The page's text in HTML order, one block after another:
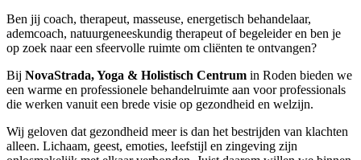
Ben jij coach, therapeut, masseuse, energetisch behandelaar,
ademcoach, natuurgeneeskundig therapeut of begeleider en ben je
op zoek naar een sfeervolle ruimte om cliënten te ontvangen?
Bij NovaStrada, Yoga & Holistisch Centrum in Roden bieden we
een warme en professionele behandelruimte aan voor professionals
die werken vanuit een brede visie op gezondheid en welzijn.
Wij geloven dat gezondheid meer is dan het bestrijden van klachten
alleen. Lichaam, geest, emoties, leefstijl en zingeving zijn